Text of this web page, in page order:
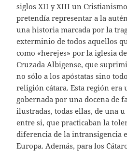
siglos XII y XIII un
pretendía representar a la
una historia marcada por la
exterminio de todos aquellos
como «herejes» por la iglesia
Cruzada Albigense, que
no sólo a los apóstatas sino
religión cátara. Esta región era
gobernada por una docena de
ilustradas, todas ellas, de una
entre si, que practicaban la
diferencia de la intransigencia
Europa. Además, para los